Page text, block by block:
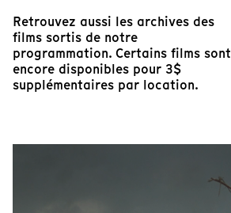
Retrouvez aussi les archives des
films sortis de notre
programmation. Certains films sont
encore disponibles pour 3$
supplémentaires par location.